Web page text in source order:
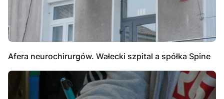
Afera neurochirurgów. Wałecki szpital a spółka Spine